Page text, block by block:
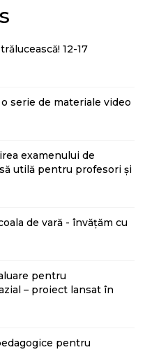
12-17
serie de materiale video
examenului de
utilă pentru profesori și
de vară - învățăm cu
pentru
– proiect lansat în
pentru